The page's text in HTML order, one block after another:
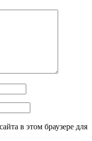
в этом браузере для